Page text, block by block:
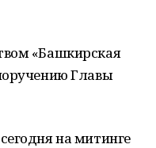
«Башкирская
Главы
на митинге